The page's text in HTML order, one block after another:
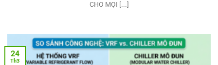
CHO MỌI [...]
24
Th3